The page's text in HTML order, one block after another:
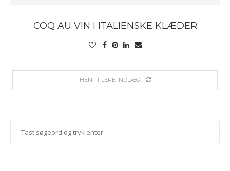
COQ AU VIN I ITALIENSKE KLÆDER
HENT FLERE INDLÆG